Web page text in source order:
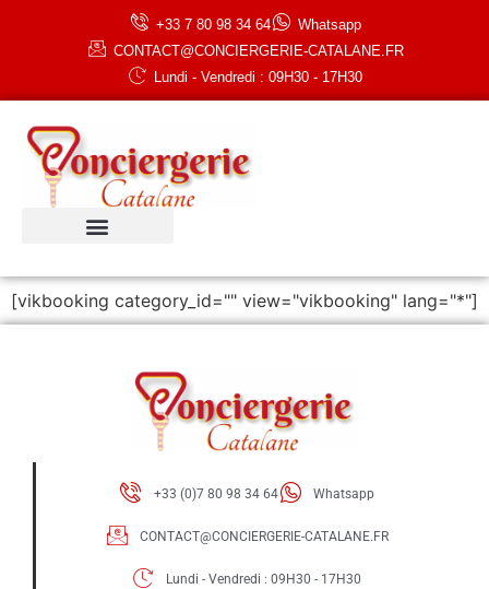
+33 7 80 98 34 64
Whatsapp
CONTACT@CONCIERGERIE-CATALANE.FR
Lundi - Vendredi : 09H30 - 17H30
[vikbooking category_id="" view="vikbooking" lang="*"]
+33 (0)7 80 98 34 64 Whatsapp
CONTACT@CONCIERGERIE-CATALANE.FR
Lundi - Vendredi : 09H30 - 17H30​